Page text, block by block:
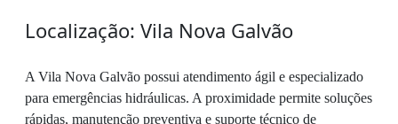
Localização: Vila Nova Galvão
A Vila Nova Galvão possui atendimento ágil e especializado
para emergências hidráulicas. A proximidade permite soluções
rápidas, manutenção preventiva e suporte técnico de